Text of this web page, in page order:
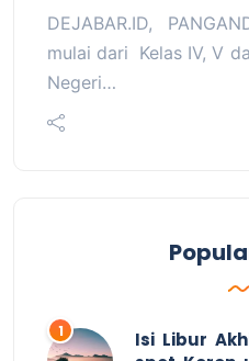
DEJABAR.ID,
mulai dari Kelas IV, V
Negeri…
Isi Libur